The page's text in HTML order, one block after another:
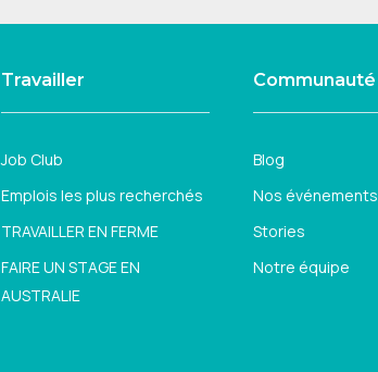
Travailler
Job Club
Emplois les plus recherchés
TRAVAILLER EN FERME
FAIRE UN STAGE EN
AUSTRALIE
Communauté
Blog
Nos événements
Stories
Notre équipe